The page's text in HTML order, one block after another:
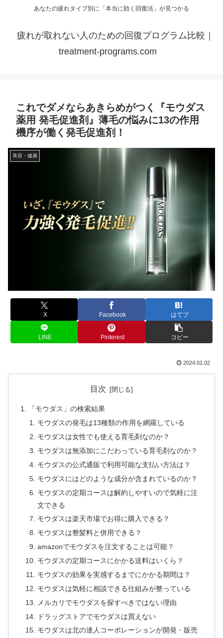
あなたの疲れタイプ別に「本当に効く回復法」が見つかる
疲れが取れない人のための回復プログラム比較｜
treatment-programs.com
これでダメならあきらめがつく『モウダス
薬用 発毛促進剤』薄毛の悩みに13の作用
機序が働く発毛促進剤！
美容・健康
X Facebook はてブ
LINE Pinterest コピー
2024.01.02
目次
「モウダス」の検索結果
モウダスの発毛は13種類の作用を網羅している
モウダスは女性でも使える育毛剤なのか？
モウダスは無添加にこだわっている育毛剤なのか？
モウダスの公式通販で利用可能な支払い方法は？
モウダスにはどのような成分が含まれているのか？
モウダスの定期コースは解約しやすいので気軽に注
文できる
モウダスは楽天市場でお得に購入できる？
モウダスは整髪料と併用できる？
amazonでモウダスを注文することは可能？
モウダスの定期コースにかかる送料はいくら？
モウダスの効果を実感するまでにかかる期間は？
モウダスは気軽に相談できる仕組みが整っている
メルカリでモウダスを探すべきではない理由
ドラッグストアでモウダスは買えない
モウダスは北の達人コーポレーションが開発・販売